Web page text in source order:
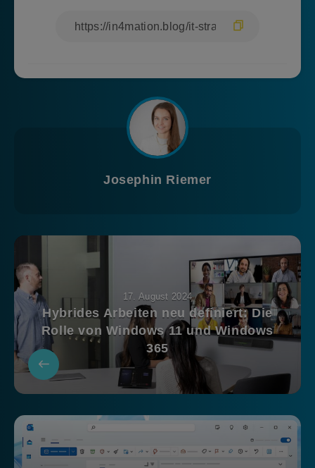
Josephin Riemer
17. August 2024
Hybrides Arbeiten neu definiert: Die
Rolle von Windows 11 und Windows
365